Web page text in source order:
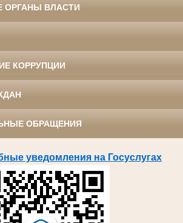
ОРГАНЫ ВЛАСТИ
КОРРУПЦИИ
ОБРАЩЕНИЯ
уведомления на Госуслугах